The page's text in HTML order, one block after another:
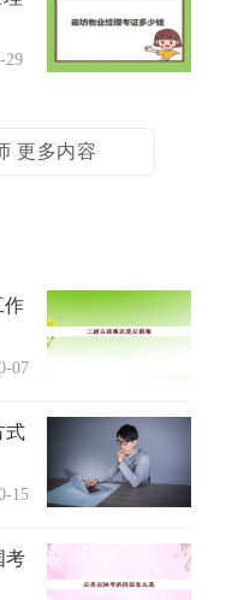
29
更多内容
作
07
式
15
考